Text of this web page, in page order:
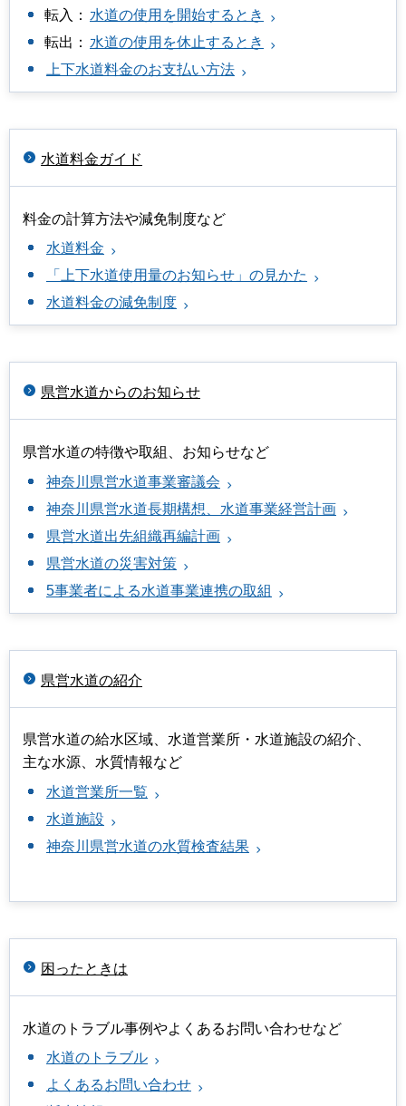
転入： 水道の使用を開始するとき
転出： 水道の使用を休止するとき
上下水道料金のお支払い方法
水道料金ガイド
料金の計算方法や減免制度など
水道料金
「上下水道使用量のお知らせ」の見かた
水道料金の減免制度
県営水道からのお知らせ
県営水道の特徴や取組、お知らせなど
神奈川県営水道事業審議会
神奈川県営水道長期構想、水道事業経営計画
県営水道出先組織再編計画
県営水道の災害対策
5事業者による水道事業連携の取組
県営水道の紹介
県営水道の給水区域、水道営業所・水道施設の紹介、
主な水源、水質情報など
水道営業所一覧
水道施設
神奈川県営水道の水質検査結果
困ったときは
水道のトラブル事例やよくあるお問い合わせなど
水道のトラブル
よくあるお問い合わせ